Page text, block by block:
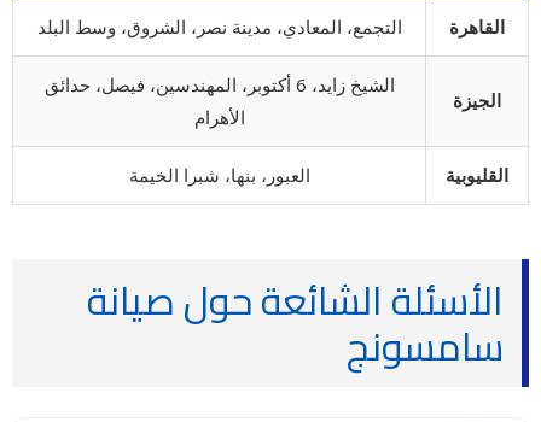
القاهرة التجمع، المعادي، مدينة نصر، الشروق، وسط البلد
الجيزة
الشيخ زايد، 6 أكتوبر، المهندسين، فيصل، حدائق
الأهرام
القليوبية العبور، بنها، شبرا الخيمة
الأسئلة الشائعة حول صيانة
سامسونج